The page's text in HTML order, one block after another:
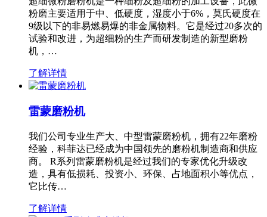
粉磨主要适用于中、低硬度，湿度小于6%，莫氏硬度在
9级以下的非易燃易爆的非金属物料。它是经过20多次的
试验和改进，为超细粉的生产而研发制造的新型磨粉
机，…
了解详情
雷蒙磨粉机
我们公司专业生产大、中型雷蒙磨粉机，拥有22年磨粉
经验，科菲达已经成为中国领先的磨粉机制造商和供应
商。 R系列雷蒙磨粉机是经过我们的专家优化升级改
造，具有低损耗、投资小、环保、占地面积小等优点，
它比传…
了解详情